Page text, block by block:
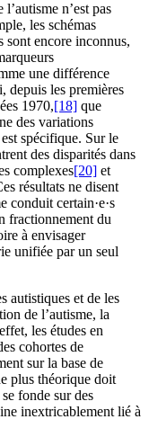
n’est pas
les schémas
sont encore inconnus,
une différence
depuis les premières
1970,[18] que
des variations
spécifique. Sur le
des disparités dans
complexes[20] et
résultats ne disent
conduit certain·e·s
fractionnement du
à envisager
unifiée par un seul
autistiques et de les
de l’autisme, la
les études en
cohortes de
sur la base de
plus théorique doit
fonde sur des
inextricablement lié à